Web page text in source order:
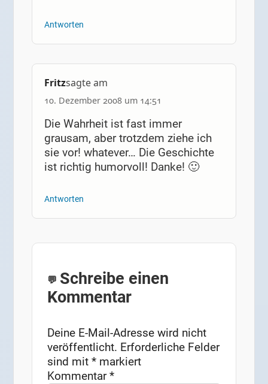
Antworten
Fritzsagte am
10. Dezember 2008 um 14:51
Die Wahrheit ist fast immer
grausam, aber trotzdem ziehe ich
sie vor! whatever… Die Geschichte
ist richtig humorvoll! Danke! 🙂
Antworten
Schreibe einen
Kommentar
Deine E-Mail-Adresse wird nicht
veröffentlicht. Erforderliche Felder
sind mit* markiert
Kommentar*